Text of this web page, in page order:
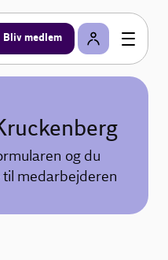
Bliv medlem
og du
medarbejderen